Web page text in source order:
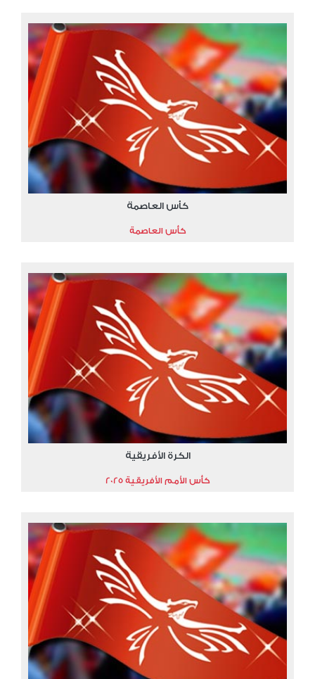
كأس العاصمة
كأس العاصمة
الكرة الأفريقية
كأس الأمم الأفريقية 2025